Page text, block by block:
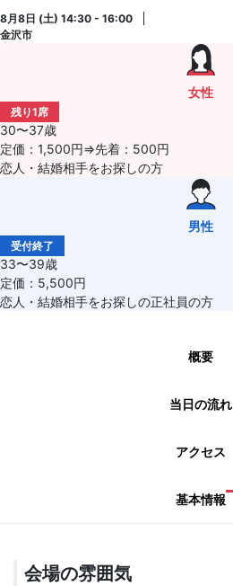
8月8日 (土) 14:30 - 16:00
金沢市
女性
残り1席
30〜37歳
定価：1,500円⇒先着：500円
恋人・結婚相手をお探しの方
男性
受付終了
33〜39歳
定価：5,500円
恋人・結婚相手をお探しの正社員の方
概要
当日の流れ
アクセス
基本情報
会場の雰囲気